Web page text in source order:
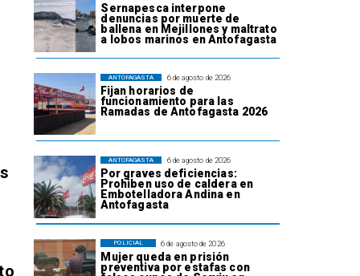
Sernapesca interpone
denuncias por muerte de
ballena en Mejillones y maltrato
a lobos marinos en Antofagasta
6 de agosto de 2026
Fijan horarios de
funcionamiento para las
Ramadas de Antofagasta 2026
ANTOFAGASTA
6 de agosto de 2026
Por graves deficiencias:
Prohiben uso de caldera en
Embotelladora Andina en
Antofagasta
ANTOFAGASTA
6 de agosto de 2026
Mujer queda en prisión
preventiva por estafas con
POLICIAL